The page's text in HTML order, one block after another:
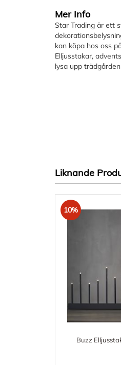
bildgalleriet
Mer Info
Star Trading är ett
kan köpa hos oss
Elljusstakar,
lysa upp
Liknande
10%
Buzz